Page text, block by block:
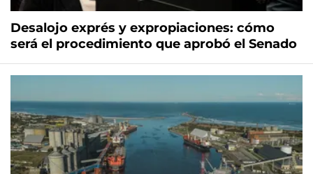
Desalojo exprés y expropiaciones: cómo
será el procedimiento que aprobó el Senado